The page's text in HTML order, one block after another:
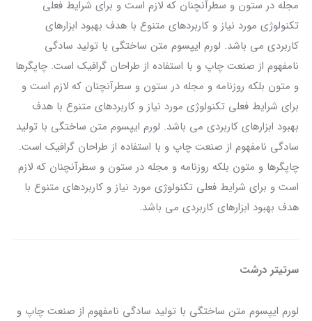
مجله در ستون و سطرآنچنان که لازم است و برای شرایط فعلی
تکنولوژی مورد نیاز و کاربردهای متنوع با هدف بهبود ابزارهای
کاربردی می باشد. لورم ایپسوم متن ساختگی با تولید سادگی
نامفهوم از صنعت چاپ و با استفاده از طراحان گرافیک است. چاپگرها
و متون بلکه روزنامه و مجله در ستون و سطرآنچنان که لازم است و
برای شرایط فعلی تکنولوژی مورد نیاز و کاربردهای متنوع با هدف
بهبود ابزارهای کاربردی می باشد. لورم ایپسوم متن ساختگی با تولید
سادگی نامفهوم از صنعت چاپ و با استفاده از طراحان گرافیک است.
چاپگرها و متون بلکه روزنامه و مجله در ستون و سطرآنچنان که لازم
است و برای شرایط فعلی تکنولوژی مورد نیاز و کاربردهای متنوع با
هدف بهبود ابزارهای کاربردی می باشد.
سرتیتر درشت
لورم ایپسوم متن ساختگی با تولید سادگی نامفهوم از صنعت چاپ و